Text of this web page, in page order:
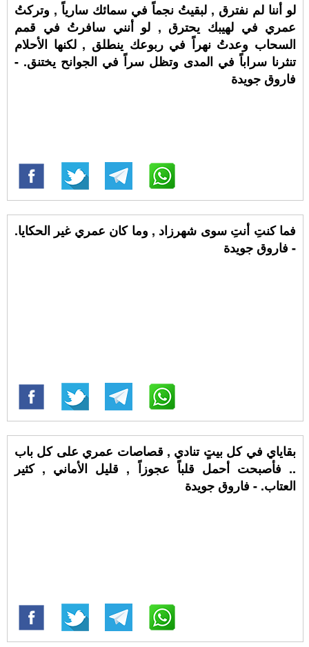
لو أننا لم نفترق , لبقيتُ نجماً في سمائك سارياً , وتركتُ
عمري في لهيبك يحترق , لو أنني سافرتُ في قمم
السحاب وعدتُ نهراً في ربوعك ينطلق , لكنها الأحلام
تنثرنا سراباً في المدى وتظل سراً في الجوانح يختنق. -
فاروق جويدة
فما كنتِ أنتِ سوى شهرزاد , وما كان عمري غير الحكايا.
- فاروق جويدة
بقاياي في كل بيتٍ تنادي , قصاصات عمري على كل باب
.. فأصبحت أحمل قلباً عجوزاً , قليل الأماني , كثير
العتاب. - فاروق جويدة